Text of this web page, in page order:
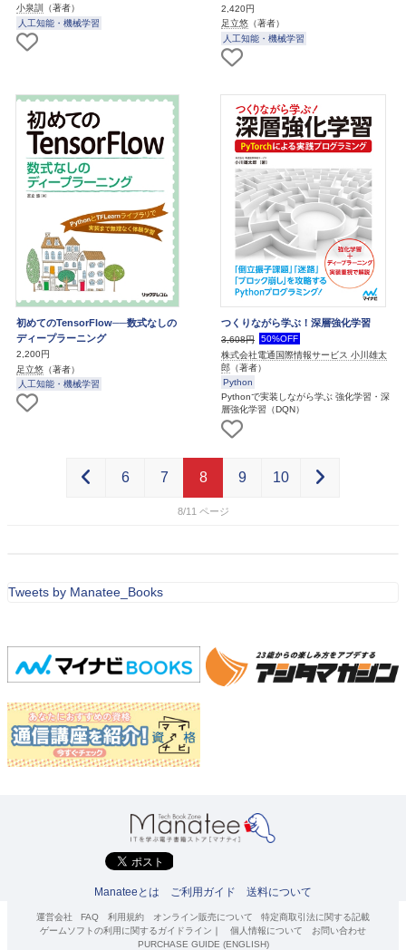
小泉訓
（著者）
人工知能・機械学習
2,420円
足立悠 （著者）
人工知能・機械学習
初めてのTensorFlow──数式なしの
ディープラーニング
2,200円
足立悠 （著者）
人工知能・機械学習
つくりながら学ぶ！深層強化学習
3,608円
50%OFF
株式会社電通国際情報サービス 小川雄太
郎 （著者）
Python
Pythonで実装しながら学ぶ 強化学習・深
層強化学習（DQN）
8/11
6 7 8 9 10
Tweets by Manatee_Books
Manateeとは ご利用ガイド 送料について
運営会社 FAQ 利用規約 オンライン販売について
特定商取引法に関する記載
ゲームソフトの利用に関するガイドライン ｜ 個人情報について
お問い合わせ
PURCHASE GUIDE (ENGLISH)